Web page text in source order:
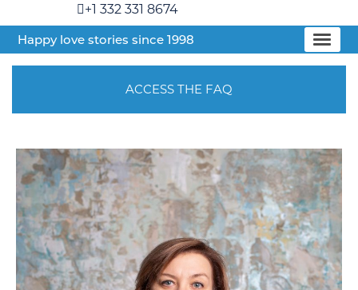
+1 332 331 8674
Happy love stories since 1998
ACCESS THE FAQ